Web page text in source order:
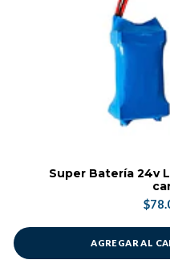
Super Batería 24v
AGREGAR AL